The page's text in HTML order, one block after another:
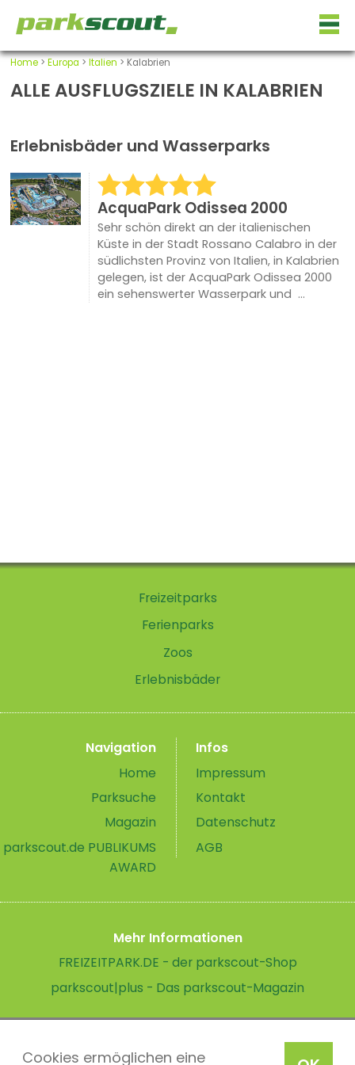
Cookies ermöglichen eine
Home> Europa > Italien > Kalabrien
ALLE AUSFLUGSZIELE IN KALABRIEN
Erlebnisbäder und Wasserparks
AcquaPark Odissea 2000
Sehr schön direkt an der italienischen
Küste in der Stadt Rossano Calabro in der
südlichsten Provinz von Italien, in Kalabrien
gelegen, ist der AcquaPark Odissea 2000
ein sehenswerter Wasserpark und ...
Freizeitparks
Ferienparks
Zoos
Erlebnisbäder
Navigation
Home
Parksuche
Magazin
parkscout.de PUBLIKUMS
AWARD
Infos
Impressum
Kontakt
Datenschutz
AGB
Mehr Informationen
FREIZEITPARK.DE - der parkscout-Shop
parkscout|plus - Das parkscout-Magazin